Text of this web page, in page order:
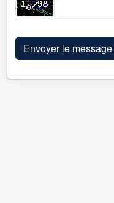
Envoyer le message